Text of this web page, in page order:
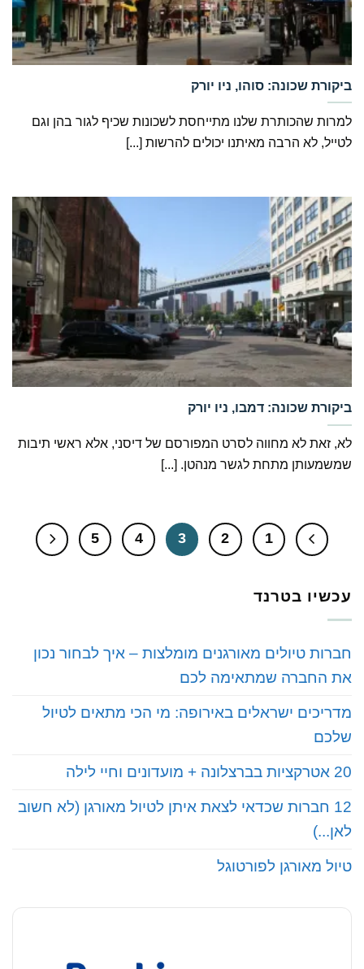
‏ביקורת שכונה: סוהו, ניו יורק
למרות שהכותרת שלנו מתייחסת לשכונות שכיף לגור בהן וגם
לטייל, לא הרבה מאיתנו יכולים להרשות [...]
‏ביקורת שכונה: דמבו, ניו יורק
לא, זאת לא מחווה לסרט המפורסם של דיסני, אלא ראשי תיבות
שמשמעותן מתחת לגשר מנהטן. [...]
1
2
3
4
5
עכשיו בטרנד
חברות טיולים מאורגנים מומלצות – איך לבחור נכון
את החברה שמתאימה לכם
מדריכים ישראלים באירופה: מי הכי מתאים לטיול
שלכם
20 אטרקציות בברצלונה + מועדונים וחיי לילה
12 חברות שכדאי לצאת איתן לטיול מאורגן (לא חשוב
לאן...)
טיול מאורגן לפורטוגל